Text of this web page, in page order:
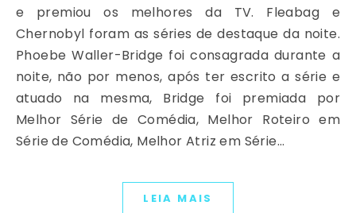
e premiou os melhores da TV. Fleabag e
Chernobyl foram as séries de destaque da noite.
Phoebe Waller-Bridge foi consagrada durante a
noite, não por menos, após ter escrito a série e
atuado na mesma, Bridge foi premiada por
Melhor Série de Comédia, Melhor Roteiro em
Série de Comédia, Melhor Atriz em Série…
LEIA MAIS